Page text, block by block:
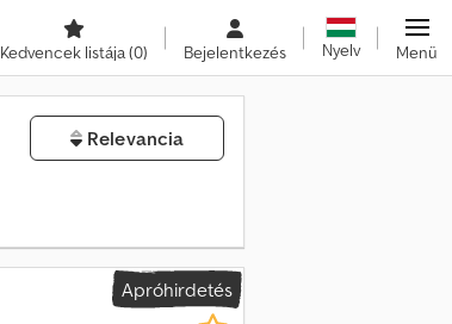
Kedvencek listája(0) Bejelentkezés Nyelv Menü
Relevancia
Apróhirdetés